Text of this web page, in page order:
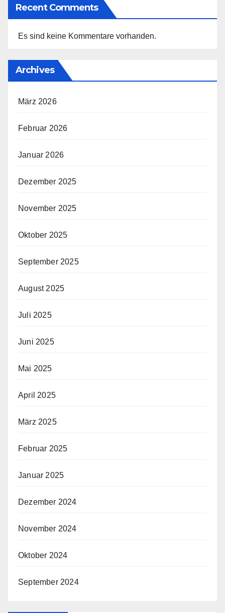
Recent Comments
Es sind keine Kommentare vorhanden.
Archives
März 2026
Februar 2026
Januar 2026
Dezember 2025
November 2025
Oktober 2025
September 2025
August 2025
Juli 2025
Juni 2025
Mai 2025
April 2025
März 2025
Februar 2025
Januar 2025
Dezember 2024
November 2024
Oktober 2024
September 2024